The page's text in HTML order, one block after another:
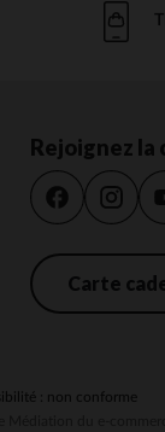
Rejoignez la
Carte
: non conforme